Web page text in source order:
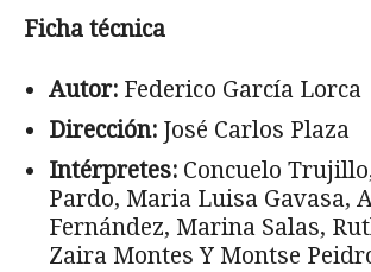
Ficha técnica
Autor: Federico García Lorca
Dirección: José Carlos Plaza
Intérpretes: Concuelo
Pardo, Maria Luisa Gavasa,
Fernández, Marina Salas,
Zaira Montes Y Montse